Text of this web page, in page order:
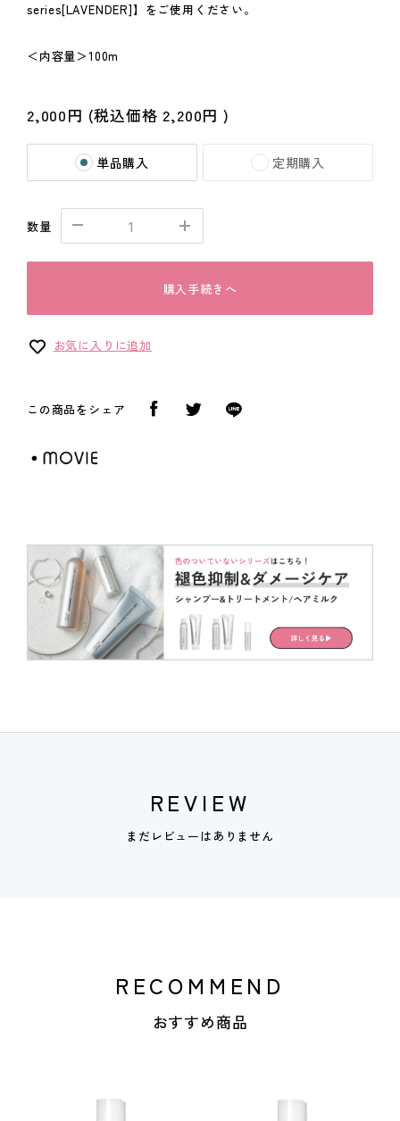
series[LAVENDER]】をご使用ください。
＜内容量＞100m
2,000円 (税込価格 2,200円 )
単品購入 定期購入
数量
購入手続きへ
お気に入りに追加
この商品をシェア
REVIEW
まだレビューはありません
RECOMMEND
おすすめ商品